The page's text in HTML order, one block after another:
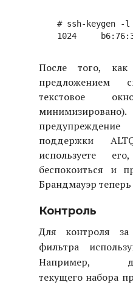
# ssh-keygen -l
После того,
предложением
текстовое
поддержки
используете
беспокоиться и
Брандмауэр теперь
Контроль
Для контроля за
фильтра
Например,
текущего набора